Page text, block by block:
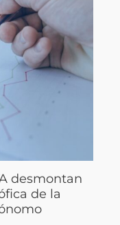
desmontan
de la